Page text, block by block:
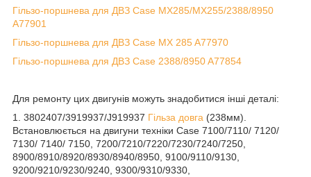
Гільзо-поршнева для ДВЗ Case MX285/MX255/2388/8950
A77901
Гільзо-поршнева для ДВЗ Case MX 285 A77970
Гільзо-поршнева для ДВЗ Case 2388/8950 A77854
Для ремонту цих двигунів можуть знадобитися інші деталі:
1. 3802407/3919937/J919937 Гільза довга (238мм).
Встановлюється на двигуни техніки Case 7100/7110/ 7120/
7130/ 7140/ 7150, 7200/7210/7220/7230/7240/7250,
8900/8910/8920/8930/8940/8950, 9100/9110/9130,
9200/9210/9230/9240, 9300/9310/9330,